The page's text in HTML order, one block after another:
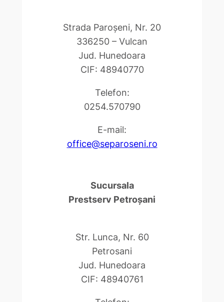
Strada Paroşeni, Nr. 20
336250 – Vulcan
Jud. Hunedoara
CIF: 48940770
Telefon:
0254.570790
E-mail:
office@separoseni.ro
Sucursala
Prestserv Petroşani
Str. Lunca, Nr. 60
Petrosani
Jud. Hunedoara
CIF: 48940761